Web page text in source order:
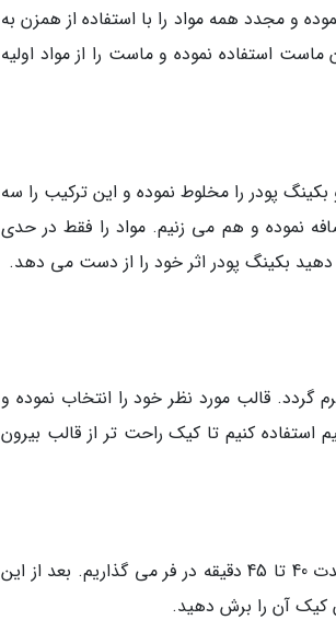
و مجدد همه مواد را با استفاده از همزن به
استفاده نموده و ماست را از مواد اولیه
پودر را مخلوط نموده و این ترکیب را سه
نموده و هم می زنیم. مواد را فقط در حدی
بکینگ پودر اثر خود را از دست می دهد.
گرم گردد. قالب مورد نظر خود را انتخاب نموده و
کنیم تا کیک راحت تر از قالب بیرون
در این مرحله مایه کیک آماده شده را داخل قالب ریخته و قالب کیک را به مدت 40 تا 45 دقیقه در فر می گذاریم. بعد از این
کیک آن را برش دهید.